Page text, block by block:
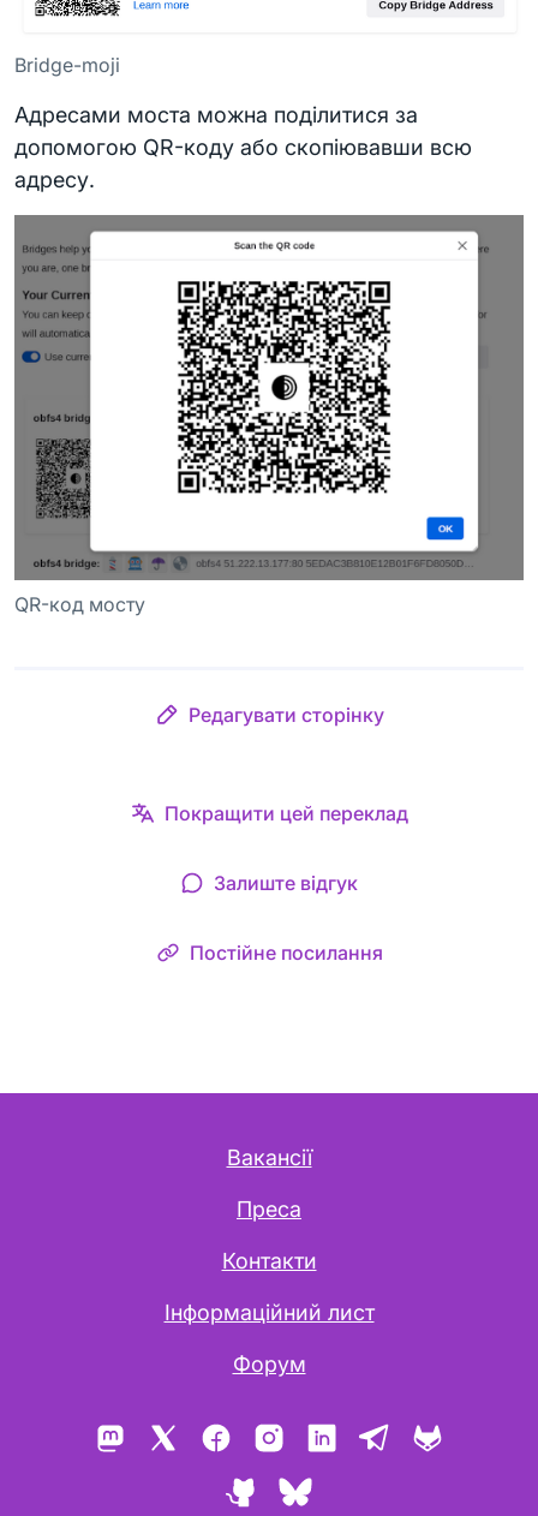
Bridge-moji
Адресами моста можна поділитися за
допомогою QR-коду або скопіювавши всю
адресу.
QR-код мосту
Редагувати сторінку
Покращити цей переклад
Залиште відгук
Постійне посилання
Вакансії
Преса
Контакти
Інформаційний лист
Форум
Mastodon FacebookInstagramLinkedInTelegram
GitHubBluesky